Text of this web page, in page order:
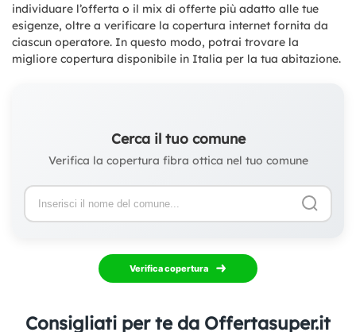
individuare l’offerta o il mix di offerte più adatto alle tue
esigenze, oltre a verificare la copertura internet fornita da
ciascun operatore. In questo modo, potrai trovare la
migliore copertura disponibile in Italia per la tua abitazione.
Cerca il tuo comune
Verifica la copertura fibra ottica nel tuo comune
Verifica copertura
Consigliati per te da Offertasuper.it